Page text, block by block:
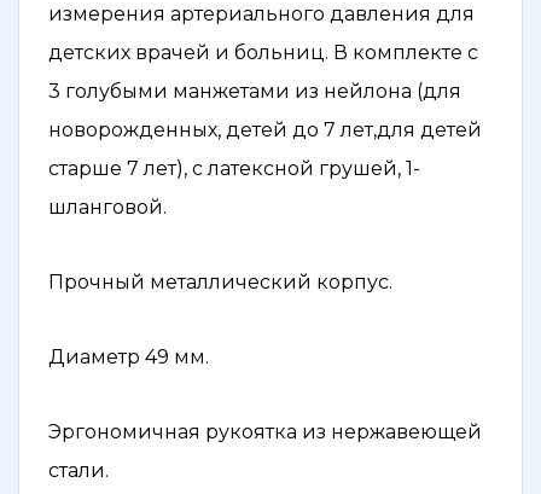
измерения артериального давления для
детских врачей и больниц. В комплекте с
3 голубыми манжетами из нейлона (для
новорожденных, детей до 7 лет,для детей
старше 7 лет), с латексной грушей, 1-
шланговой.
Прочный металлический корпус.
Диаметр 49 мм.
Эргономичная рукоятка из нержавеющей
стали.